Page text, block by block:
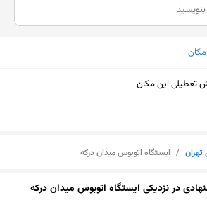
مکان
تعطیلی این مکان
/ ایستگاه اتوبوس میدان درکه
در نزدیکی ایستگاه اتوبوس میدان درکه